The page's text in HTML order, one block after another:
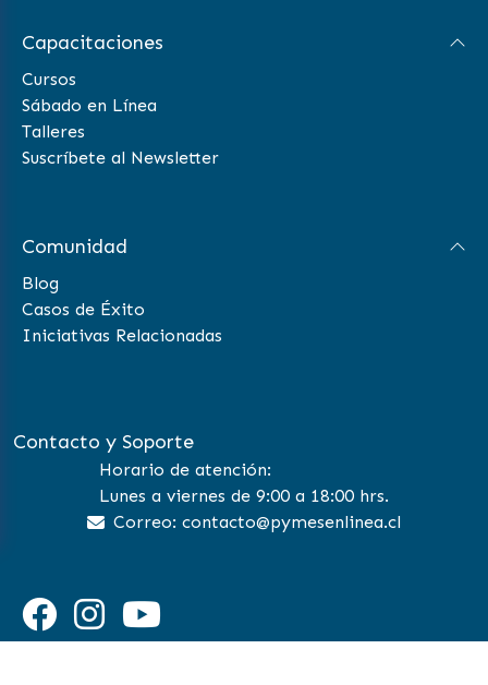
Capacitaciones
Cursos
Sábado en Línea
Talleres
Suscríbete al Newsletter
Comunidad
Blog
Casos de Éxito
Iniciativas Relacionadas
Contacto y Soporte
Horario de atención:
Lunes a viernes de 9:00 a 18:00 hrs.
Correo: contacto@pymesenlinea.cl